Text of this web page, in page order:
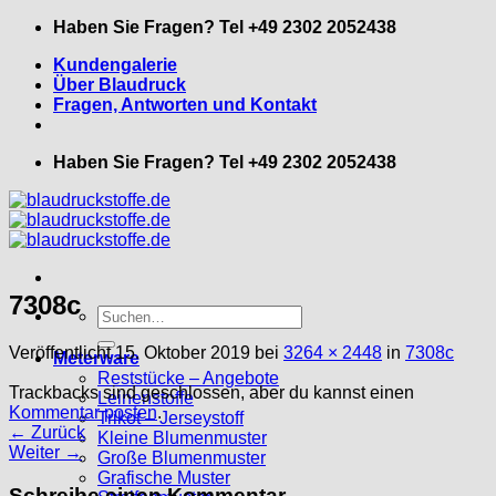
Zum
springen
Haben Sie Fragen? Tel +49 2302 2052438
Kundengalerie
Über Blaudruck
Fragen, Antworten und Kontakt
Haben Sie Fragen? Tel +49 2302 2052438
Suche
nach:
Meterware
Reststücke – Angebote
Leinenstoffe
Trikot – Jerseystoff
Kleine Blumenmuster
Große Blumenmuster
Grafische Muster
7308c
Veröffentlicht15. Oktober 2019 bei 3264 × 2448 in 7308c
Trackbacks sind geschlossen, aber du kannst einen
Kommentar posten.
← Zurück
Weiter →